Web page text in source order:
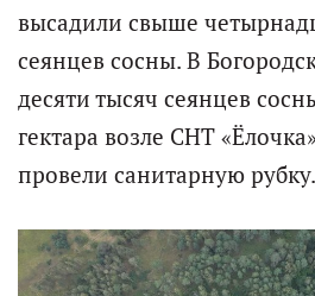
высадили свыше
сеянцев сосны. В
десяти тысяч сеянцев
гектара возле СНТ
провели санитарную рубку.